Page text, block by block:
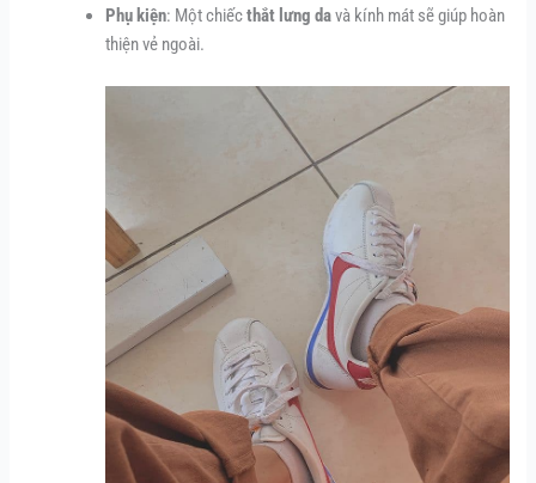
Phụ kiện: Một chiếcthắt lưng davà kính mát sẽ giúp hoàn
thiện vẻ ngoài.